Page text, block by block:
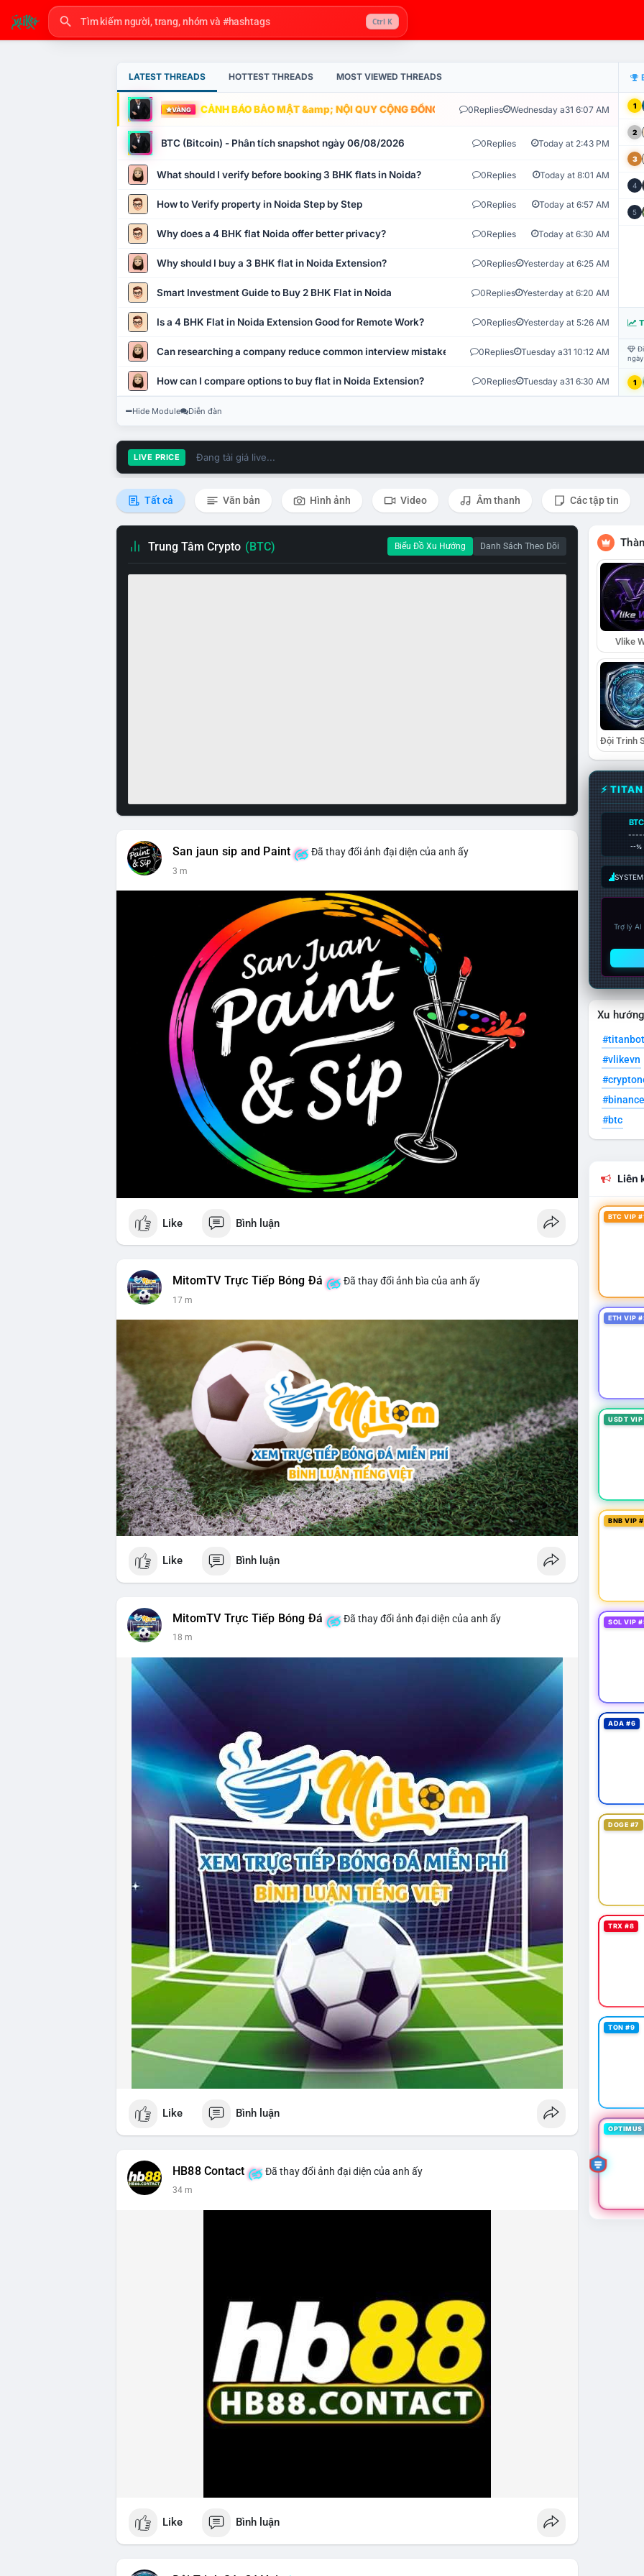
Ctrl K
LATEST THREADS HOTTEST THREADS MOST VIEWED THREADS
VÀNG CẢNH BÁO BẢO MẬT &amp; NỘI QUY CỘNG ĐỒNG VLIKE.VN: HỆ THỐNG GIÁM SÁT TỰ
0Replies Wednesday a31 6:07 AM
BTC (Bitcoin) - Phân tích snapshot ngày 06/08/2026 0Replies Today at 2:43 PM
What should I verify before booking 3 BHK flats in Noida? 0Replies Today at 8:01 AM
How to Verify property in Noida Step by Step 0Replies Today at 6:57 AM
Why does a 4 BHK flat Noida offer better privacy? 0Replies Today at 6:30 AM
Why should I buy a 3 BHK flat in Noida Extension? 0Replies Yesterday at 6:25 AM
Smart Investment Guide to Buy 2 BHK Flat in Noida 0Replies Yesterday at 6:20 AM
Is a 4 BHK Flat in Noida Extension Good for Remote Work? 0Replies Yesterday at 5:26 AM
Can researching a company reduce common interview mistakes? 0Replies Tuesday a31 10:12 AM
How can I compare options to buy flat in Noida Extension? 0Replies Tuesday a31 6:30 AM
1
2
3
4
5
1
Hide Module Diễn đàn
LIVE PRICE Đang tải giá live...
Tất cả Văn bản Hình ảnh Video Âm thanh Các tập tin
Trung Tâm Crypto (BTC) Biểu Đồ Xu Hướng Danh Sách Theo Dõi
San jaun sip and Paint Đã thay đổi ảnh đại diện của anh ấy
3 m
Like Bình luận
MitomTV Trực Tiếp Bóng Đá Đã thay đổi ảnh bìa của anh ấy
17 m
Like Bình luận
MitomTV Trực Tiếp Bóng Đá Đã thay đổi ảnh đại diện của anh ấy
18 m
Like Bình luận
HB88 Contact Đã thay đổi ảnh đại diện của anh ấy
34 m
Like Bình luận
Vlike
⚡
BTC
--%
Trợ lý
Xu
#titanbot
#vlikevn
#btc
Liên
BTC VIP
ETH VIP
USDT
BNB VIP
SOL VIP
ADA #6
DOGE #7
TRX #8
TON #9
OPTIMUS